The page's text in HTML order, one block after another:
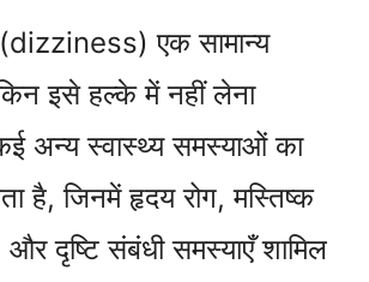
एक सामान्य
इसे हल्के में नहीं लेना
अन्य स्वास्थ्य समस्याओं का
है, जिनमें हृदय रोग, मस्तिष्क
और दृष्टि संबंधी समस्याएँ शामिल